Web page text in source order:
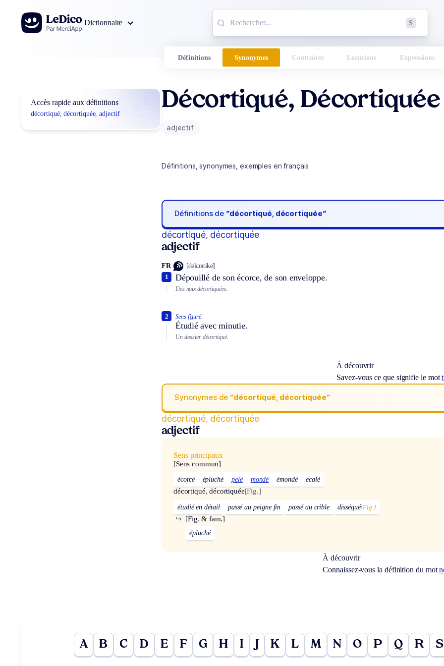
Aller au contenu
Dictionnaire
S
Définitions Synonymes Contraires Locutions Expressions
Accès rapide aux définitions
décortiqué, décortiquée, adjectif
Décortiqué, Décortiquée
adjectif
Définitions, synonymes, exemples en français
Définitions de “décortiqué, décortiquée“
décortiqué, décortiquée
adjectif
FR [dekɔʀtike]
Dépouillé de son écorce, de son enveloppe.
1
Des noix décortiquées.
Sens figuré.
Étudié avec minutie.
2
Un dossier décortiqué.
À découvrir
Savez-vous ce que signifie le mot
Synonymes de “décortiqué, décortiquée“
décortiqué, décortiquée
adjectif
Sens principaux
[Sens commun]
écorcé épluché pelé mondé émondé écalé
décortiqué, décortiquée[Fig.]
étudié en détail passé au peigne fin passé au crible disséqué[Fig.]
[Fig. & fam.]
↪
épluché
À découvrir
Connaissez-vous la définition du mot
A B C D E F G H I J K L M N O P Q R S